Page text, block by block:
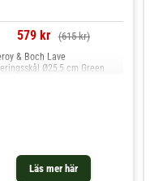
579 kr (615 kr)
Läs mer här
& Boch Lave
Ø25,5 cm Green